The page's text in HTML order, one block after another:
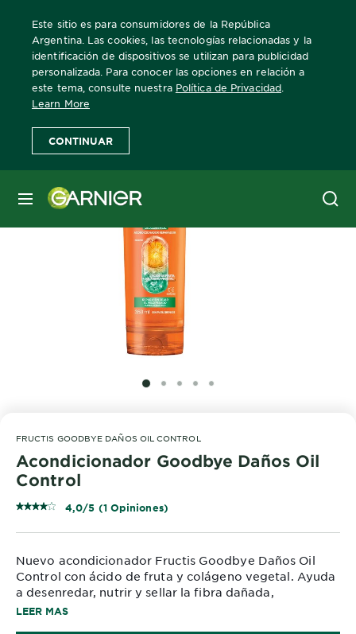
Este sitio es para consumidores de la República
Argentina. Las cookies, las tecnologías relacionadas y la
identificación de dispositivos se utilizan para publicidad
personalizada. Para conocer las opciones en relación a
este tema, consulte nuestra Política de Privacidad
Learn More
CONTINUAR
MENÚ
Home Fructis FRUCTIS GOODBYE DAÑOS OIL CONTROL
SLIDE 1
SLIDE 2
SLIDE 3
SLIDE 4
SLIDE 5
FRUCTIS GOODBYE DAÑOS OIL CONTROL
Acondicionador Goodbye Daños Oil
Control
4,0/5 (1 Opiniones)
Nuevo acondicionador Fructis Goodbye Daños Oil
Control con ácido de fruta y colágeno vegetal. Ayuda
a desenredar, nutrir y sellar la fibra dañada,
combatiendo el daño mientras controla la oleosidad
LEER MAS